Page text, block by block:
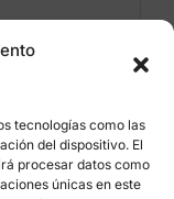
tecnologías como las
del dispositivo. El
procesar datos como
únicas en este